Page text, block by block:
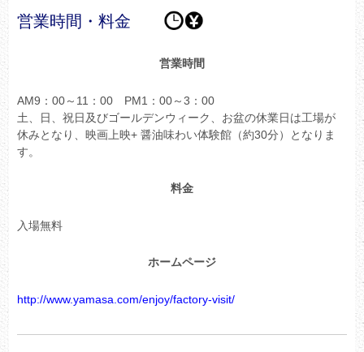
営業時間・料金
営業時間
AM9：00～11：00 PM1：00～3：00
土、日、祝日及びゴールデンウィーク、お盆の休業日は工場が
休みとなり、映画上映+ 醤油味わい体験館（約30分）となりま
す。
料金
入場無料
ホームページ
http://www.yamasa.com/enjoy/factory-visit/